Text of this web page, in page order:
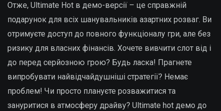
Отже, Ultimate Hot в демо-версії – це справжній
подарунок для всіх шанувальників азартних розваг. Ви
отримуєте доступ до повного функціоналу гри, але без
ризику для власних фінансів. Хочете вивчити слот від і
до перед серйозною грою? Будь ласка! Прагнете
випробувати найвідчайдушніші стратегії? Немає
проблем! Чи просто плануєте розважитися та
зануритися в атмосферу драйву? Ultimate hot демо до